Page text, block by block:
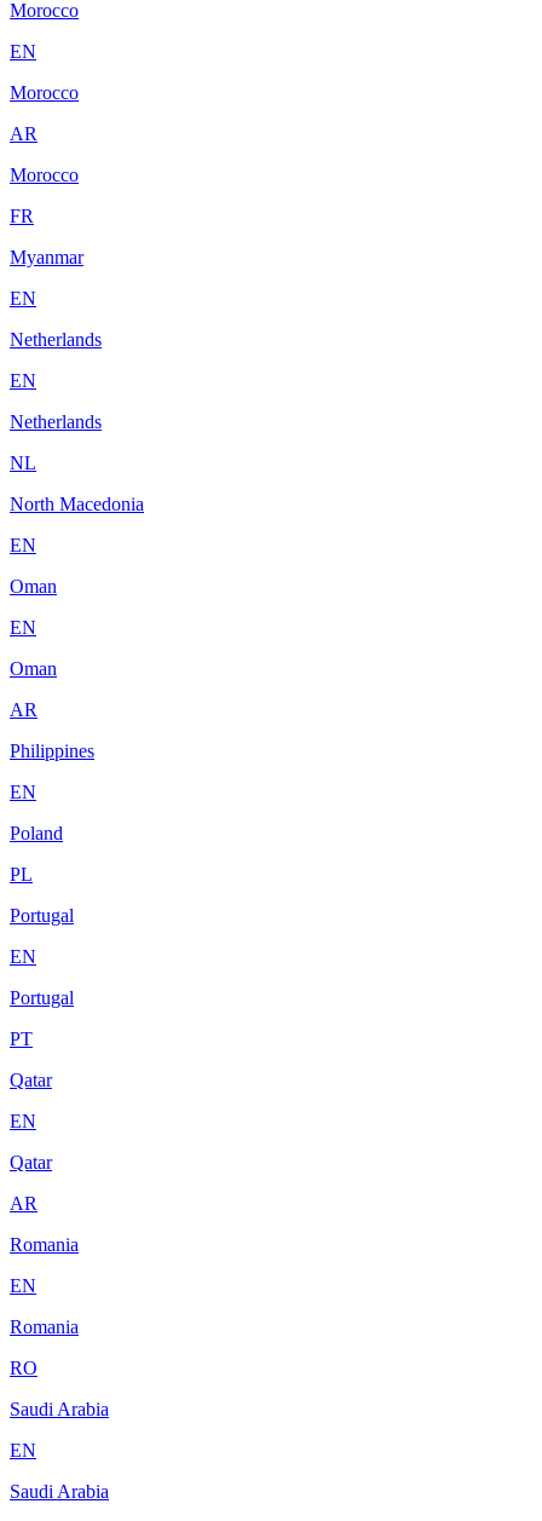
Morocco
EN
Morocco
AR
Morocco
FR
Myanmar
EN
Netherlands
EN
Netherlands
NL
North Macedonia
EN
Oman
EN
Oman
AR
Philippines
EN
Poland
PL
Portugal
EN
Portugal
PT
Qatar
EN
Qatar
AR
Romania
EN
Romania
RO
Saudi Arabia
EN
Saudi Arabia